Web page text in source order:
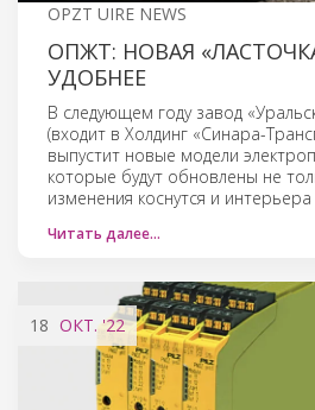
OPZT UIRE NEWS
ОПЖТ: НОВАЯ
УДОБНЕЕ
В следующем году завод
(входит в Холдинг «Синара-
выпустит новые модели
которые будут обновлены не
изменения коснутся и
Читать далее…
18 ОКТ.'22